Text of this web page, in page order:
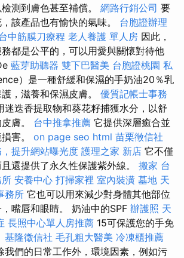
測到膚色甚至補償。 網路行銷公司 要
該產品也有愉快的氣味。 台胞證辦理
中筋膜刀療程 老人養護 單人房 因此，
都是公平的，可以用愛與關懷對待他
藍芽助聽器 雙下巴醫美 台胞證桃園 私
）是一種舒緩和保濕的手奶油20％乳
，滋養和保濕皮膚。 優質記帳士事務
迷迭香提取物和葵花籽捕獲水分，以舒
膚。 台中推拿推薦 它提供深層癒合並
害。 on page seo html 苗栗徵信社
提升網站曝光度 護理之家 新店 它不僅
還提供了永久性保護紫外線。 搬家 台
安養中心 打掃家裡 室內裝潢 墓地 天
務所 它也可以用來減少對身體其他部位
嘴唇和眼睛。 奶油中的SPF 辦護照 天
長照中心單人房推薦 15可保護您的手免
基隆徵信社 毛孔粗大醫美 冷凍櫃推薦
我們的日常工作外，環境因素，例如污